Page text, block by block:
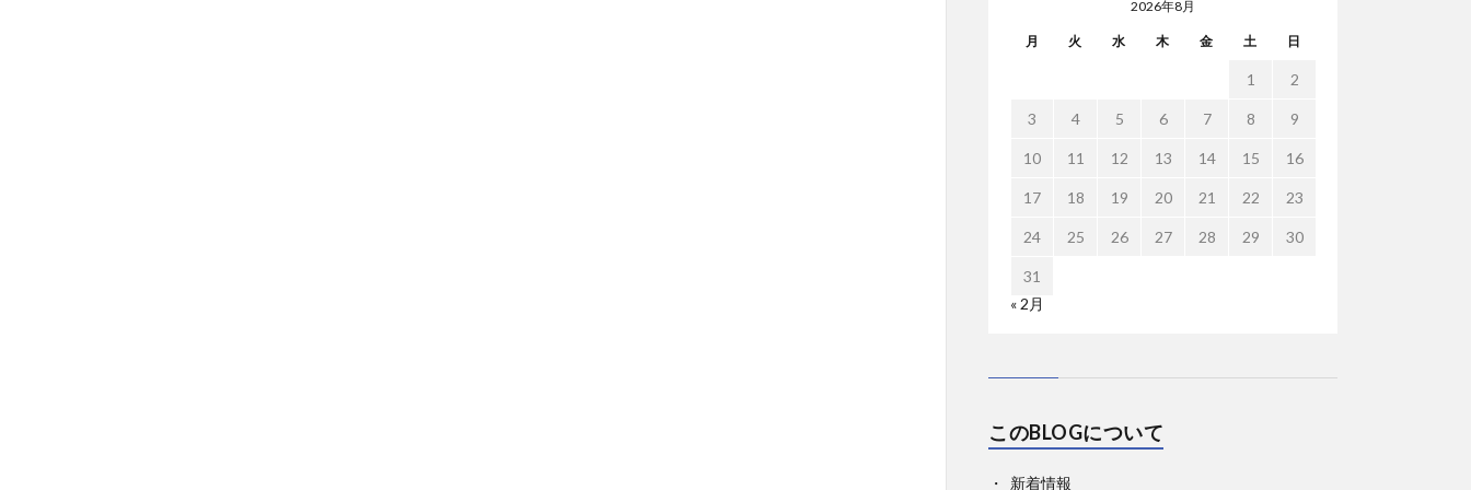
2026年8月
月 火 水 木 金 土 日
1 2
3 4 5 6 7 8 9
10 11 12 13 14 15 16
17 18 19 20 21 22 23
24 25 26 27 28 29 30
31
« 2月
このBLOGについて
新着情報